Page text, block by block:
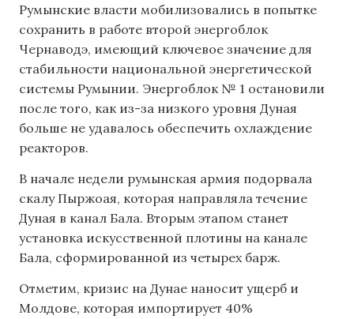
Румынские власти мобилизовались в попытке
сохранить в работе второй энергоблок
Чернаводэ, имеющий ключевое значение для
стабильности национальной энергетической
системы Румынии. Энергоблок № 1 остановили
после того, как из-за низкого уровня Дуная
больше не удавалось обеспечить охлаждение
реакторов.
В начале недели румынская армия подорвала
скалу Пыржоая, которая направляла течение
Дуная в канал Бала. Вторым этапом станет
установка искусственной плотины на канале
Бала, сформированной из четырех барж.
Отметим, кризис на Дунае наносит ущерб и
Молдове, которая импортирует 40%